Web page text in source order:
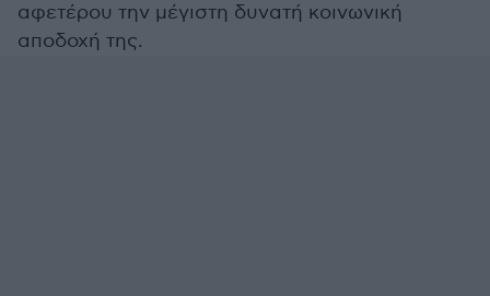
αφετέρου την μέγιστη δυνατή κοινωνική
αποδοχή της.